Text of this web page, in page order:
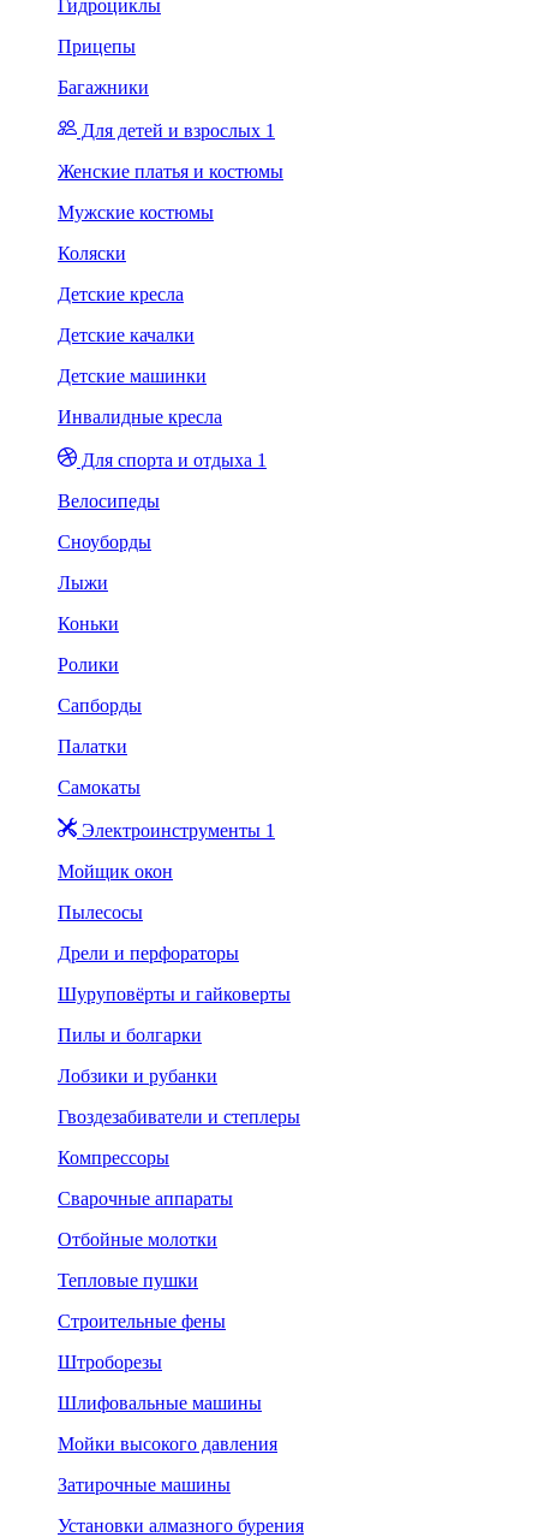
Гидроциклы
Прицепы
Багажники
Для детей и взрослых 1
Женские платья и костюмы
Мужские костюмы
Коляски
Детские кресла
Детские качалки
Детские машинки
Инвалидные кресла
Для спорта и отдыха 1
Велосипеды
Сноуборды
Лыжи
Коньки
Ролики
Сапборды
Палатки
Самокаты
Электроинструменты 1
Мойщик окон
Пылесосы
Дрели и перфораторы
Шуруповёрты и гайковерты
Пилы и болгарки
Лобзики и рубанки
Гвоздезабиватели и степлеры
Компрессоры
Сварочные аппараты
Отбойные молотки
Тепловые пушки
Строительные фены
Штроборезы
Шлифовальные машины
Мойки высокого давления
Затирочные машины
Установки алмазного бурения